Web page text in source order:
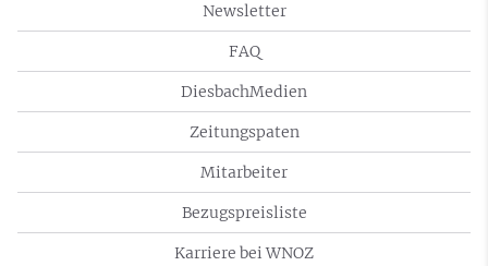
Newsletter
FAQ
DiesbachMedien
Zeitungspaten
Mitarbeiter
Bezugspreisliste
Karriere bei WNOZ